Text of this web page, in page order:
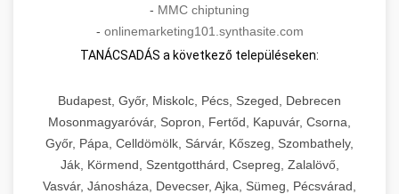
- MMC chiptuning
- onlinemarketing101.synthasite.com
TANÁCSADÁS a következő településeken:
Budapest, Győr, Miskolc, Pécs, Szeged, Debrecen
Mosonmagyaróvár, Sopron, Fertőd, Kapuvár, Csorna,
Győr, Pápa, Celldömölk, Sárvár, Kőszeg, Szombathely,
Ják, Körmend, Szentgotthárd, Csepreg, Zalalövő,
Vasvár, Jánosháza, Devecser, Ajka, Sümeg, Pécsvárad,